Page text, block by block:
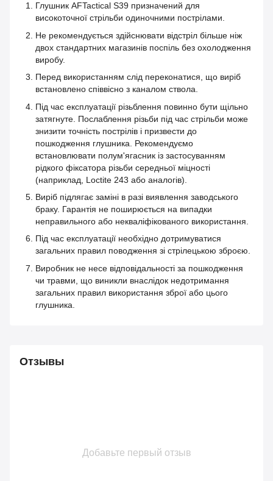
Глушник AFTactical S39 призначений для
високоточної стрільби одиночними пострілами.
Не рекомендується здійснювати відстріл більше ніж
двох стандартних магазинів поспіль без охолодження
виробу.
Перед використанням слід переконатися, що виріб
встановлено співвісно з каналом ствола.
Під час експлуатації різьблення повинно бути щільно
затягнуте. Послаблення різьби під час стрільби може
знизити точність пострілів і призвести до
пошкодження глушника. Рекомендуємо
встановлювати полум'ягасник із застосуванням
рідкого фіксатора різьби середньої міцності
(наприклад, Loctite 243 або аналогів).
Виріб підлягає заміні в разі виявлення заводського
браку. Гарантія не поширюється на випадки
неправильного або некваліфікованого використання.
Під час експлуатації необхідно дотримуватися
загальних правил поводження зі стрілецькою зброєю.
Виробник не несе відповідальності за пошкодження
чи травми, що виникли внаслідок недотримання
загальних правил використання зброї або цього
глушника.
Отзывы
Добавьте первый отзыв